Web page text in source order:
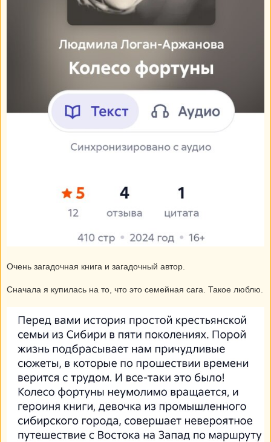
Очень загадочная книга и загадочный автор.
Сначала я купилась на то, что это семейная сага. Такое люблю.